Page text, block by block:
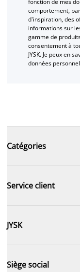
comportement,
d'inspiration, des
informations sur
gamme de produits
consentement à
JYSK. Je peux en
données
Catégories
Service client
JYSK
Siège social